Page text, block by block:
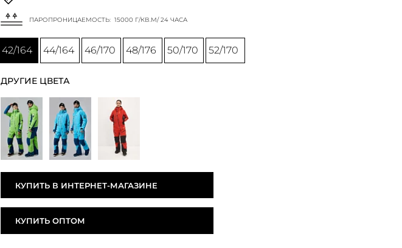
ПАРОПРОНИЦАЕМОСТЬ: 15000 Г/КВ.М/ 24 ЧАСА
42/164 44/164 46/170 48/176 50/170 52/170
ДРУГИЕ ЦВЕТА
КУПИТЬ В ИНТЕРНЕТ-МАГАЗИНЕ
КУПИТЬ ОПТОМ